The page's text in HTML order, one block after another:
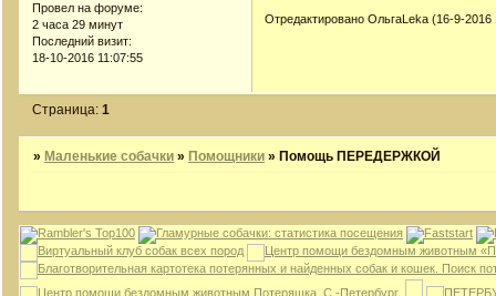
Провел на форуме:
2 часа 29 минут
Последний визит:
18-10-2016 11:07:55
Отредактировано ОльгаLeka (16-9-2016
Страница:1
» Маленькие собачки » Помощники »Помощь ПЕРЕДЕРЖКОЙ